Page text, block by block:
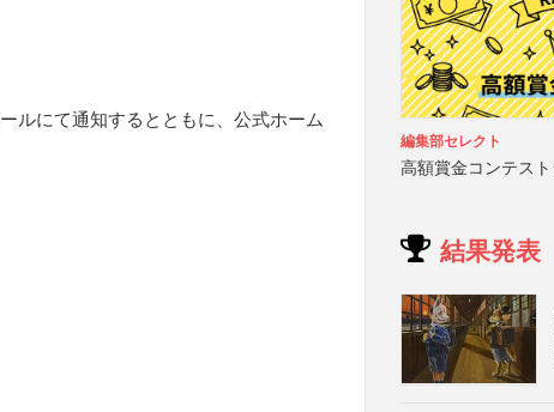
ルにて通知するとともに、公式ホーム
編集部セレクト
高額賞金コンテス
結果発表